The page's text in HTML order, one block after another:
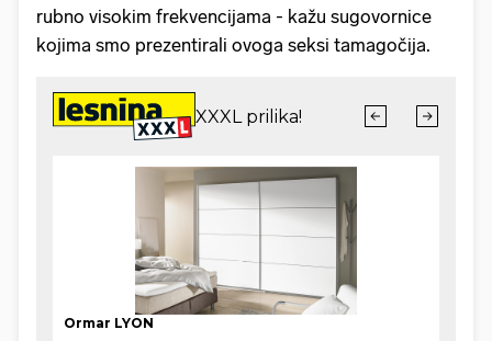
rubno visokim frekvencijama - kažu sugovornice
kojima smo prezentirali ovoga seksi tamagočija.